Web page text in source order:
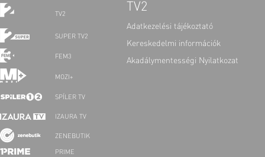
TV2
SUPER TV2
FEM3
MOZI+
SPÍLER TV
IZAURA TV
ZENEBUTIK
PRIME
TV2
Adatkezelési tájékoztató
Kereskedelmi információk
Akadálymentességi Nyilatkozat